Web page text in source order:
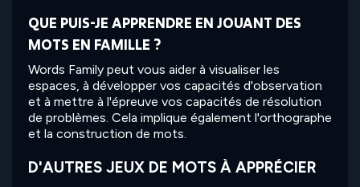
QUE PUIS-JE APPRENDRE EN JOUANT DES
MOTS EN FAMILLE ?
Words Family peut vous aider à visualiser les
espaces, à développer vos capacités d'observation
et à mettre à l'épreuve vos capacités de résolution
de problèmes. Cela implique également l'orthographe
et la construction de mots.
D'AUTRES JEUX DE MOTS À APPRÉCIER